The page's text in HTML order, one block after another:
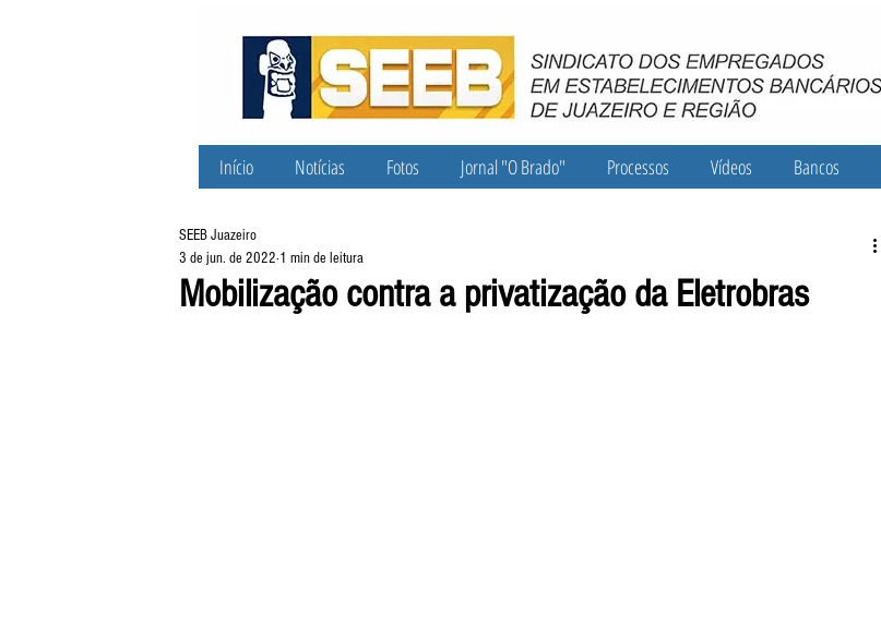
Início Notícias Fotos Jornal "O Brado" Processos Vídeos Bancos
Mobilização contra a privatização da Eletrobras
SEEB Juazeiro
3 de jun. de 2022 1 min de leitura